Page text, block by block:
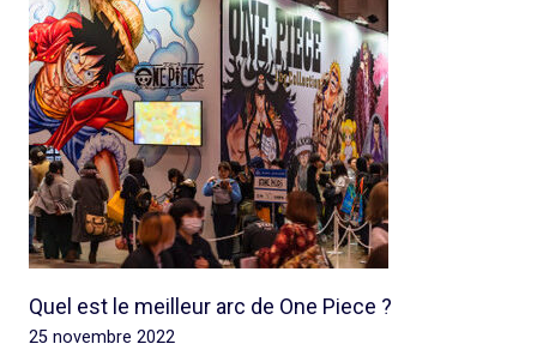
Quel est le meilleur arc de One Piece ?
25 novembre 2022